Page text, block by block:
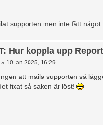
supporten men inte fått
Hur koppla upp
» 10 jan 2025, 16:29
att maila supporten så
fixat så saken är löst!